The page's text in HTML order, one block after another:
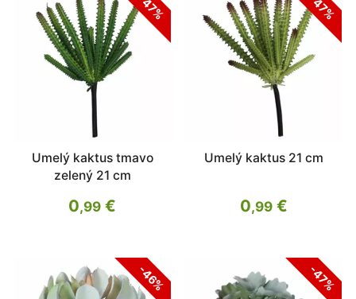
-47%
Umelý kaktus tmavo
zelený 21 cm
0,99 €
-47%
Umelý kaktus 21 cm
0,99€
-46% -47%